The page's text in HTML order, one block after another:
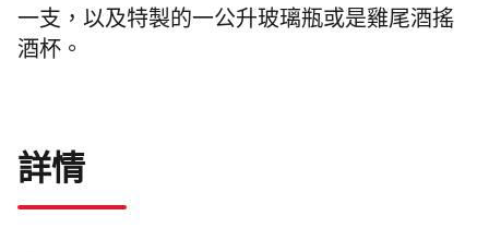
一支，以及特製的一公升玻璃瓶或是雞尾酒搖
酒杯。
詳情